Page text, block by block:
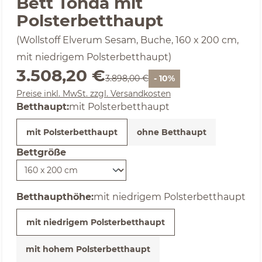
Polsterbetthaupt
(Wollstoff Elverum Sesam, Buche, 160 x 200 cm,
mit niedrigem Polsterbetthaupt)
Verkaufspreis:
3.508,20 €Regulärer Preis:
3.898,00 € - 10%
Preise inkl. MwSt. zzgl. Versandkosten
Betthaupt:mit Polsterbetthaupt
mit Polsterbetthaupt ohne Betthaupt
Bettgröße
auswählen
Betthaupthöheauswählen
:mit niedrigem Polsterbetthaupt
mit niedrigem Polsterbetthaupt
mit hohem Polsterbetthaupt